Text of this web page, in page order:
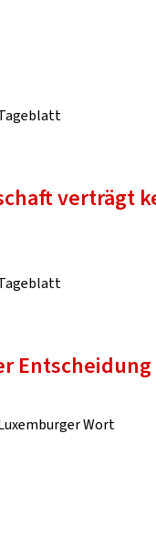
verträgt
Wort